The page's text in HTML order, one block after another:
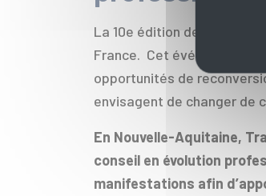
La 10e édition de la
France. Cet événement,
opportunités de
envisagent de changer de
En Nouvelle-Aquitaine,
conseil en évolution
manifestations afin